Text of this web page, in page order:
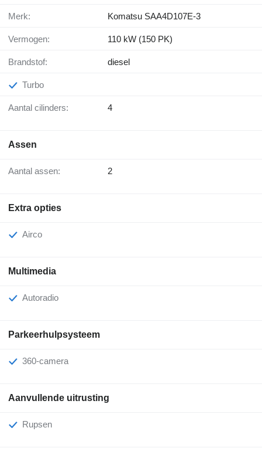
Merk: Komatsu SAA4D107E-3
Vermogen: 110 kW (150 PK)
Brandstof: diesel
Turbo
Aantal cilinders: 4
Assen
Aantal assen: 2
Extra opties
Airco
Multimedia
Autoradio
Parkeerhulpsysteem
360-camera
Aanvullende uitrusting
Rupsen